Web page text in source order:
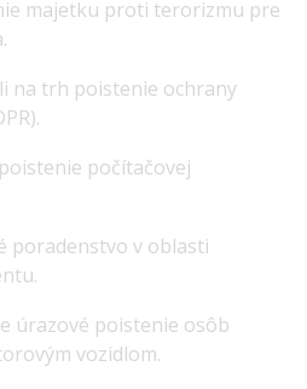
majetku proti terorizmu pre
na trh poistenie ochrany
počítačovej
poradenstvo v oblasti
úrazové poistenie osôb
vozidlom.